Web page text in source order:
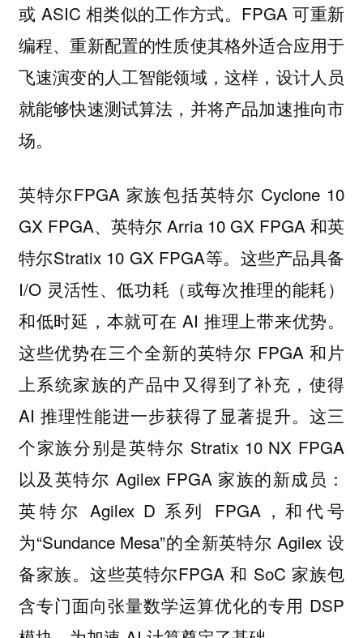
或 ASIC 相类似的工作方式。FPGA 可重新
编程、重新配置的性质使其格外适合应用于
飞速演变的人工智能领域，这样，设计人员
就能够快速测试算法，并将产品加速推向市
场。
英特尔FPGA 家族包括英特尔 Cyclone 10
GX FPGA、英特尔 Arria 10 GX FPGA 和英
特尔Stratix 10 GX FPGA等。这些产品具备
I/O 灵活性、低功耗（或每次推理的能耗）
和低时延，本就可在 AI 推理上带来优势。
这些优势在三个全新的英特尔 FPGA 和片
上系统家族的产品中又得到了补充，使得
AI 推理性能进一步获得了显著提升。这三
个家族分别是英特尔 Stratix 10 NX FPGA
以及英特尔 Agilex FPGA 家族的新成员：
英特尔 Agilex D 系列 FPGA，和代号
为“Sundance Mesa”的全新英特尔 Agilex 设
备家族。这些英特尔FPGA 和 SoC 家族包
含专门面向张量数学运算优化的专用 DSP